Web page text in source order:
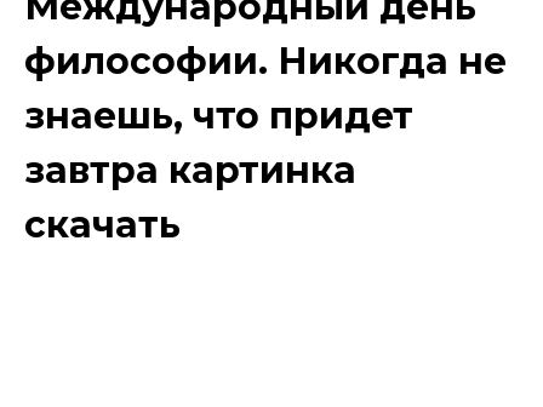
философии. Никогда не
знаешь, что придет
завтра картинка
скачать